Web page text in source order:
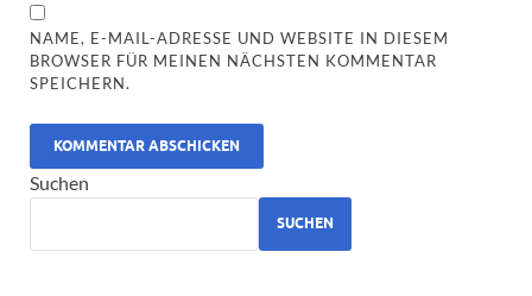
NAME, E-MAIL-ADRESSE UND WEBSITE IN DIESEM
BROWSER FÜR MEINEN NÄCHSTEN KOMMENTAR
SPEICHERN.
ALTERNATIVE:
Suchen
SUCHEN